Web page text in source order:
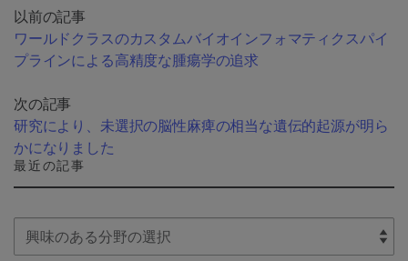
以前の記事
ワールドクラスのカスタムバイオインフォマティクスパイ
プラインによる高精度な腫瘍学の追求
次の記事
研究により、未選択の脳性麻痺の相当な遺伝的起源が明ら
かになりました
最近の記事
Select Filter